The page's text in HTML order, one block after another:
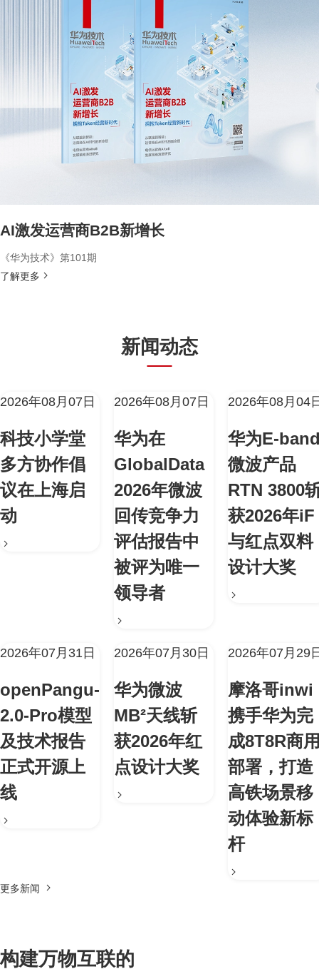
AI激发运营商B2B新增长
《华为技术》第101期
了解更多
新闻动态
2026年08月07日
科技小学堂
多方协作倡
议在上海启
动
2026年08月07日
华为在
GlobalData
2026年微波
回传竞争力
评估报告中
被评为唯一
领导者
2026年08月04
华为E-
微波产品
RTN 3800
获2026年iF
与红点双料
设计大奖
2026年07月31日
openPangu-
2.0-Pro模型
及技术报告
正式开源上
线
2026年07月30日
华为微波
MB²天线斩
获2026年红
点设计大奖
2026年07月29
摩洛哥inwi
携手华为完
成8T8R商
部署，打造
高铁场景移
动体验新标
杆
更多新闻
构建万物互联的